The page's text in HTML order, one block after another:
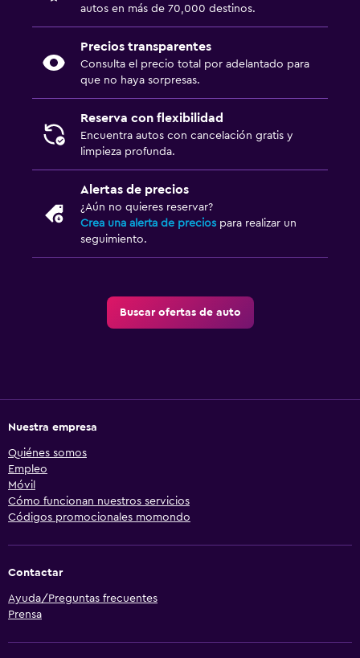
autos en más de 70,000 destinos.
Precios transparentes
Consulta el precio total por adelantado para
que no haya sorpresas.
Reserva con flexibilidad
Encuentra autos con cancelación gratis y
limpieza profunda.
Alertas de precios
¿Aún no quieres reservar?
Crea una alerta de precios para realizar un
seguimiento.
Buscar ofertas de auto
Nuestra empresa
Quiénes somos
Empleo
Móvil
Cómo funcionan nuestros servicios
Códigos promocionales momondo
Contactar
Ayuda/Preguntas frecuentes
Prensa